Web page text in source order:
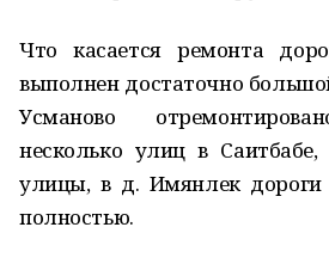
Что касается ремонта
выполнен достаточно
Усманово
несколько улиц в
улицы, в д. Имянлек дороги
полностью.